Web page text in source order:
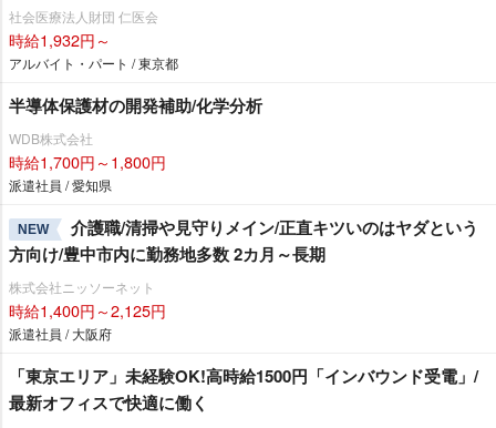
社会医療法人財団 仁医会
時給1,932円～
アルバイト・パート / 東京都
半導体保護材の開発補助/化学分析
WDB株式会社
時給1,700円～1,800円
派遣社員 / 愛知県
NEW
介護職/清掃や見守りメイン/正直キツいのはヤダという
方向け/豊中市内に勤務地多数 2カ月～長期
株式会社ニッソーネット
時給1,400円～2,125円
派遣社員 / 大阪府
「東京エリア」未経験OK!高時給1500円「インバウンド受電」/
最新オフィスで快適に働く